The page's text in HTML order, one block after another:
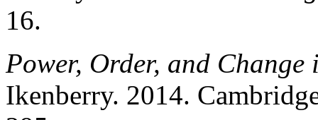
16.
Power, Order, and
Ikenberry. 2014.